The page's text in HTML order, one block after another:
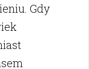
Gdy